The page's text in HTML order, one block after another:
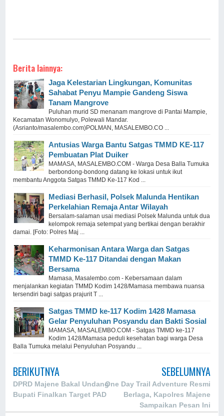
Berita lainnya:
Jaga Kelestarian Lingkungan, Komunitas
Sahabat Penyu Mampie Gandeng Siswa
Tanam Mangrove
Puluhan murid SD menanam mangrove di Pantai Mampie,
Kecamatan Wonomulyo, Polewali Mandar.
(Asrianto/masalembo.com)POLMAN, MASALEMBO.CO ...
Antusias Warga Bantu Satgas TMMD KE-117
Pembuatan Plat Duiker
MAMASA, MASALEMBO.COM - Warga Desa Balla Tumuka
berbondong-bondong datang ke lokasi untuk ikut
membantu Anggota Satgas TMMD Ke-117 Kod ...
Mediasi Berhasil, Polsek Malunda Hentikan
Perkelahian Remaja Antar Wilayah
Bersalam-salaman usai mediasi Polsek Malunda untuk dua
kelompok remaja setempat yang bertikai dengan berakhir
damai. [Foto: Polres Maj ...
Keharmonisan Antara Warga dan Satgas
TMMD Ke-117 Ditandai dengan Makan
Bersama
Mamasa, Masalembo.com - Kebersamaan dalam
menjalankan kegiatan TMMD Kodim 1428/Mamasa membawa nuansa
tersendiri bagi satgas prajurit T ...
Satgas TMMD ke-117 Kodim 1428 Mamasa
Gelar Penyuluhan Posyandu dan Bakti Sosial
MAMASA, MASALEMBO.COM - Satgas TMMD ke-117
Kodim 1428/Mamasa peduli kesehatan bagi warga Desa
Balla Tumuka melalui Penyuluhan Posyandu ...
BERIKUTNYA
DPRD Majene Bakal Undang
Bupati Finalkan Target PAD
SEBELUMNYA
One Day Trail Adventure Resmi
Berlaga, Kapolres Majene
Sampaikan Pesan Ini